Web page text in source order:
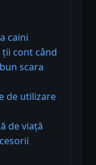
caini
ții cont când
scara
de utilizare
de viață